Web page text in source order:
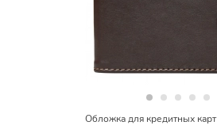
Обложка для кредитных карт